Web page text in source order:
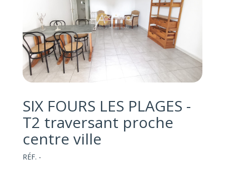
SIX FOURS LES PLAGES -
T2 traversant proche
centre ville
RÉF. -